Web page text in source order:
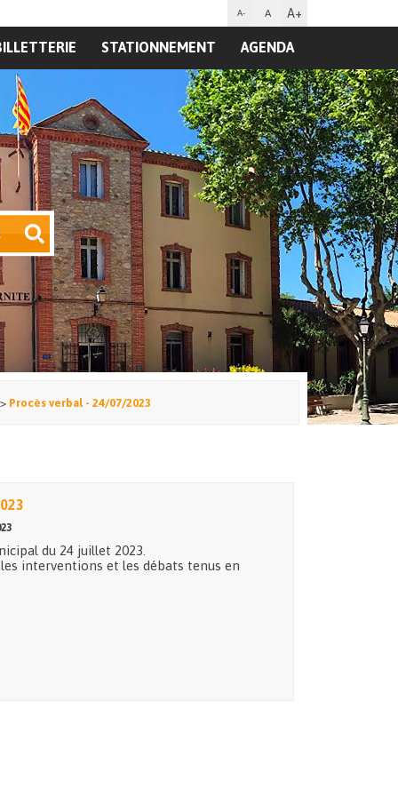
A- A A+
STATIONNEMENT AGENDA
> Procès verbal - 24/07/2023
du 24 juillet 2023.
interventions et les débats tenus en